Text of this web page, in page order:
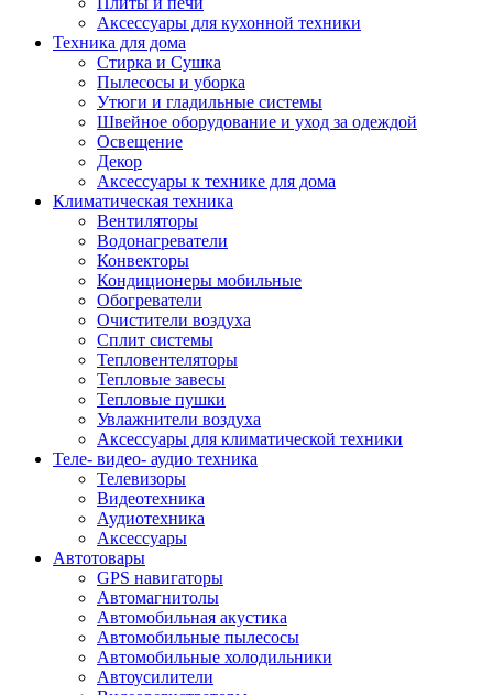
Аксессуары для кухонной техники
Техника для дома
Стирка и Сушка
Пылесосы и уборка
Утюги и гладильные системы
Швейное оборудование и уход за одеждой
Освещение
Декор
Аксессуары к технике для дома
Климатическая техника
Вентиляторы
Водонагреватели
Конвекторы
Кондиционеры мобильные
Обогреватели
Очистители воздуха
Сплит системы
Тепловентеляторы
Тепловые завесы
Тепловые пушки
Увлажнители воздуха
Аксессуары для климатической техники
Теле- видео- аудио техника
Телевизоры
Видеотехника
Аудиотехника
Аксессуары
Автотовары
GPS навигаторы
Автомагнитолы
Автомобильная акустика
Автомобильные пылесосы
Автомобильные холодильники
Автоусилители